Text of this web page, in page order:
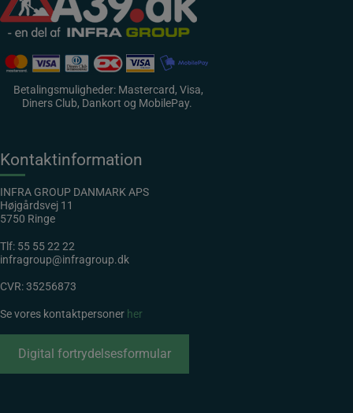
Betalingsmuligheder: Mastercard, Visa,
Diners Club, Dankort og MobilePay.
Kontaktinformation
INFRA GROUP DANMARK APS
Højgårdsvej 11
5750 Ringe
Tlf: 55 55 22 22
infragroup@infragroup.dk
CVR: 35256873
Se vores kontaktpersoner her
Digital fortrydelsesformular